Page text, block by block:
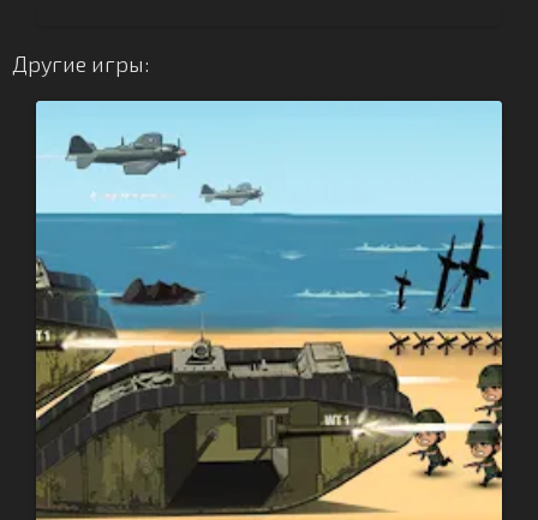
Другие игры: